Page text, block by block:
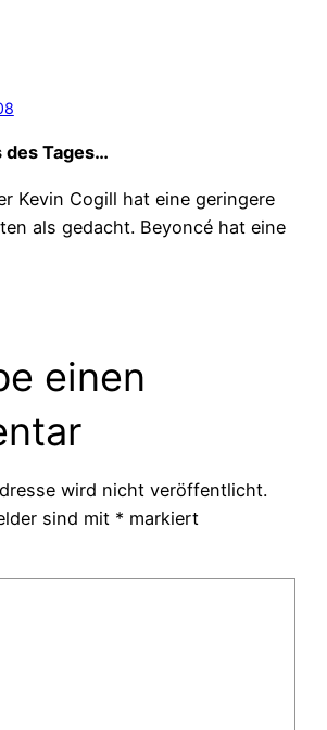
des Tages…
Kevin Cogill hat eine geringere
als gedacht. Beyoncé hat eine
einen
wird nicht veröffentlicht.
sind mit * markiert